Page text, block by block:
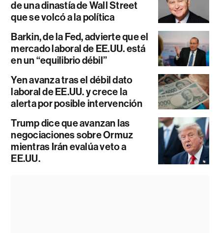
de una dinastía de Wall Street
que se volcó a la política
Barkin, de la Fed, advierte que el
mercado laboral de EE.UU. está
en un “equilibrio débil”
Yen avanza tras el débil dato
laboral de EE.UU. y crece la
alerta por posible intervención
Trump dice que avanzan las
negociaciones sobre Ormuz
mientras Irán evalúa veto a
EE.UU.